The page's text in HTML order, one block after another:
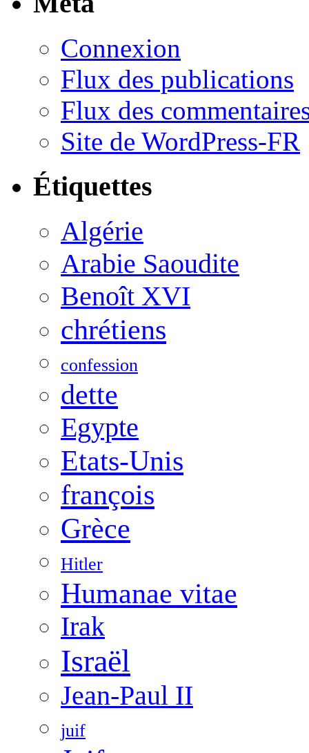
Connexion
Flux des publications
Flux des
Site de WordPress-FR
Étiquettes
Algérie
Arabie Saoudite
Benoît XVI
chrétiens
confession
dette
Egypte
Etats-Unis
françois
Grèce
Hitler
Humanae vitae
Irak
Israël
Jean-Paul II
juif